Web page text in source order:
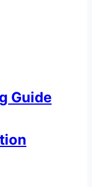
Guide